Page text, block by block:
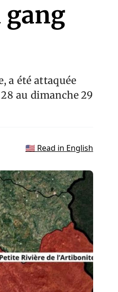
gang
a été attaquée
au dimanche 29
🇺🇸 Read in English